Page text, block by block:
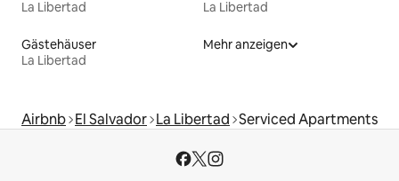
La Libertad
La Libertad
Gästehäuser
La Libertad
Mehr anzeigen
Airbnb El Salvador La Libertad Serviced Apartments